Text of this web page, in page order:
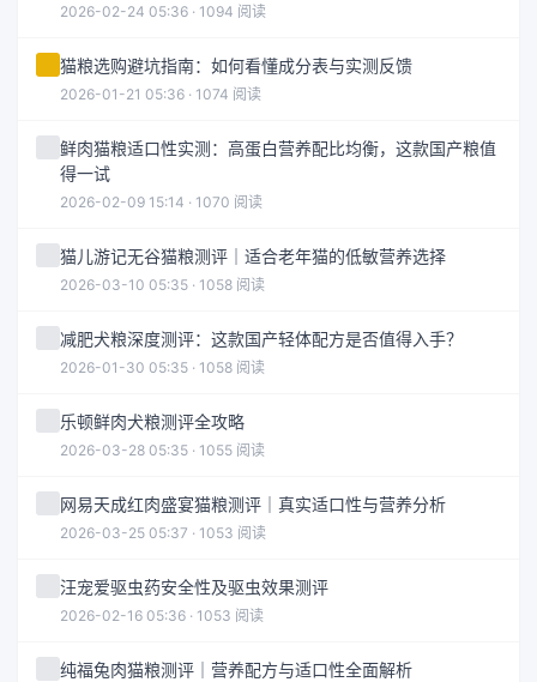
2026-02-24 05:36 · 1094 阅读
猫粮选购避坑指南：如何看懂成分表与实测反馈
2026-01-21 05:36 · 1074 阅读
鲜肉猫粮适口性实测：高蛋白营养配比均衡，这款国产粮值
得一试
2026-02-09 15:14 · 1070 阅读
猫儿游记无谷猫粮测评｜适合老年猫的低敏营养选择
2026-03-10 05:35 · 1058 阅读
减肥犬粮深度测评：这款国产轻体配方是否值得入手？
2026-01-30 05:35 · 1058 阅读
乐顿鲜肉犬粮测评全攻略
2026-03-28 05:35 · 1055 阅读
网易天成红肉盛宴猫粮测评｜真实适口性与营养分析
2026-03-25 05:37 · 1053 阅读
汪宠爱驱虫药安全性及驱虫效果测评
2026-02-16 05:36 · 1053 阅读
纯福兔肉猫粮测评｜营养配方与适口性全面解析